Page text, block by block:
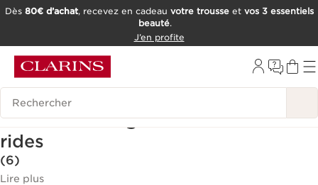
OUTIL D'ACCESSIBILITÉ
Dès 80€ d’achat, recevez en cadeau votre trousseet vos 3 essentiels
beauté.
J’en profite
Historique des recherches
Crèmes anti-âge & crèmes anti-
rides
(6)
Lire plus